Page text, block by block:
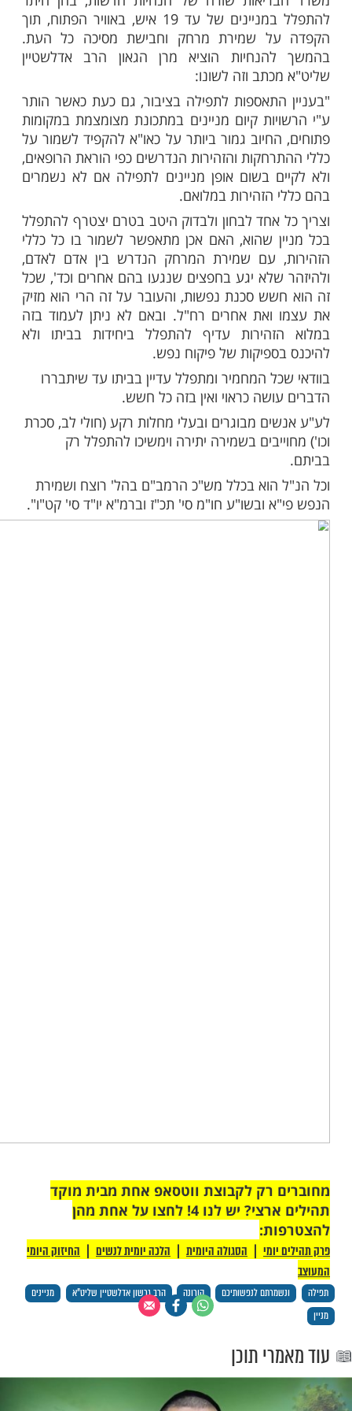
עוד תוכן חדש ומפתיע! התחברו לכל
שלנו בתהיליםבלחיצה כאן >>>​
בישראל מחייבת את כולנו לשמור על
בציבור. במוצאי השבת האחרונה פרסם
שורה של הנחיות חדשות, בהן היתר
להתפלל במניינים של עד 19 איש, באוויר הפתוח, תוך
שמירת מרחק וחבישת מסיכה כל העת.
הוציא מרן הגאון הרב אדלשטיין
וזה לשונו:
לתפילה בציבור, גם כעת כאשר הותר
קיום מניינים במתכונת מצומצמת במקומות
גמור ביותר על כאו"א להקפיד לשמור על
והזהירות הנדרשים כפי הוראת הרופאים,
בשום אופן מניינים לתפילה אם לא נשמרים
הזהירות במלואם.
אחד לבחון ולבדוק היטב בטרם יצטרף להתפלל
שהוא, האם אכן מתאפשר לשמור בו כל כללי
עם שמירת המרחק הנדרש בין אדם לאדם,
שלא יגע בחפצים שנגעו בהם אחרים וכד', שכל